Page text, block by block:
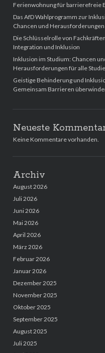
Ferienwohnung für barrierefreie
Das AfD Wahlprogramm zur
Chancen und Herausforderungen
Die Schlüsselrolle von
Integration und Inklusion
Inklusion im Studium: Chancen
Herausforderungen für alle
Geistige Behinderung und
Gemeinsam Barrieren
Neueste
Keine Kommentare vorhanden.
Archiv
August 2026
Juli 2026
Juni 2026
Mai 2026
April 2026
März 2026
Februar 2026
Januar 2026
Dezember 2025
November 2025
Oktober 2025
September 2025
August 2025
Juli 2025